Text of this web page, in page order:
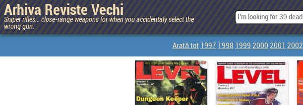
Arhiva Reviste Vechi
Sniper rifles... close-range weapons for when you accidentaly select the
wrong gun.
Arată tot 1997 1998 1999 2000 2001 2002